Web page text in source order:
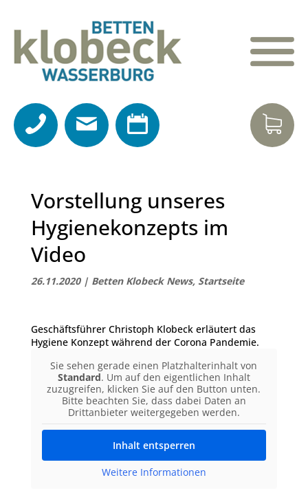
Vorstellung unseres
Hygienekonzepts im
Video
26.11.2020| Betten Klobeck News, Startseite
Geschäftsführer Christoph Klobeck erläutert das
Hygiene Konzept während der Corona Pandemie.
Sie sehen gerade einen Platzhalterinhalt von
Standard. Um auf den eigentlichen Inhalt
zuzugreifen, klicken Sie auf den Button unten.
Bitte beachten Sie, dass dabei Daten an
Drittanbieter weitergegeben werden.
Inhalt entsperren
Weitere Informationen